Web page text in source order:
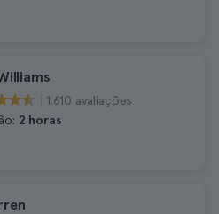
1.610 avaliações
2 horas